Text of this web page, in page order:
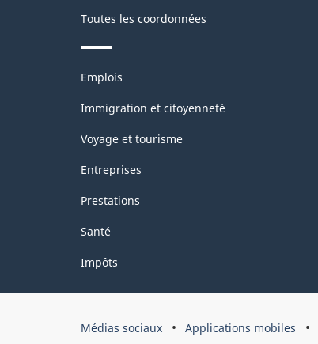
Toutes les coordonnées
Thèmes
sujets
Emplois
Immigration et citoyenneté
Voyage et tourisme
Entreprises
Prestations
Santé
Impôts
Organisation
Médias sociaux Applications mobiles